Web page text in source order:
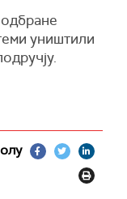
уништили